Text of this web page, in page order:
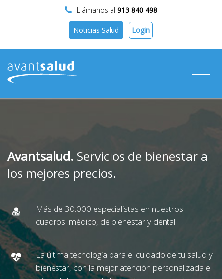
Llámanos al 913 840 498
Noticias Salud Login
Avantsalud. Servicios de bienestar a
los mejores precios.
Más de 30.000 especialistas en nuestros
cuadros: médico, de bienestar y dental.
La última tecnología para el cuidado de tu salud y
bienestar, con la mejor atención personalizada e